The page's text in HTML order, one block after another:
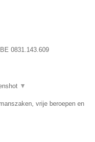
BE 0831.143.609
▼
vrije beroepen en